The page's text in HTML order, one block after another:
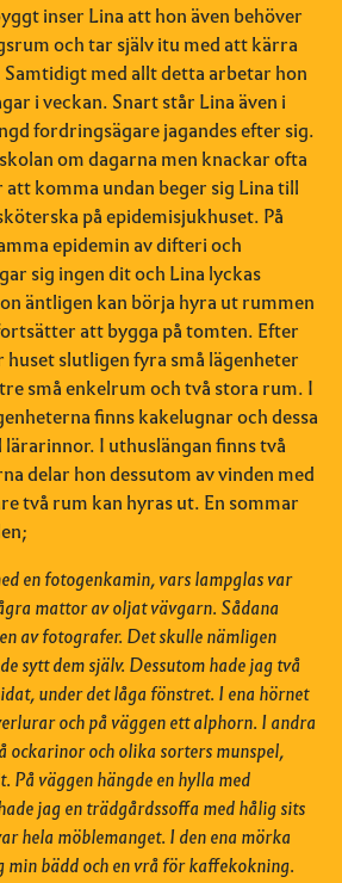
inser Lina att hon även behöver
och tar själv itu med att kärra
med allt detta arbetar hon
i veckan. Snart står Lina även i
fordringsägare jagandes efter sig.
om dagarna men knackar ofta
att komma undan beger sig Lina till
på epidemisjukhuset. På
epidemin av difteri och
sig ingen dit och Lina lyckas
äntligen kan börja hyra ut rummen
att bygga på tomten. Efter
slutligen fyra små lägenheter
små enkelrum och två stora rum. I
finns kakelugnar och dessa
I uthuslängan finns två
delar hon dessutom av vinden med
två rum kan hyras ut. En sommar
en fotogenkamin, vars lampglas var
mattor av oljat vävgarn. Sådana
av fotografer. Det skulle nämligen
sytt dem själv. Dessutom hade jag två
under det låga fönstret. I ena hörnet
och på väggen ett alphorn. I andra
ockarinor och olika sorters munspel,
På väggen hängde en hylla med
jag en trädgårdssoffa med hålig sits
hela möblemanget. I den ena mörka
min bädd och en vrå för kaffekokning.